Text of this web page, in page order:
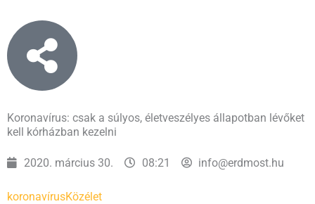
Koronavírus: csak a súlyos, életveszélyes állapotban lévőket
kell kórházban kezelni
2020. március 30. 08:21 info@erdmost.hu
koronavírusKözélet